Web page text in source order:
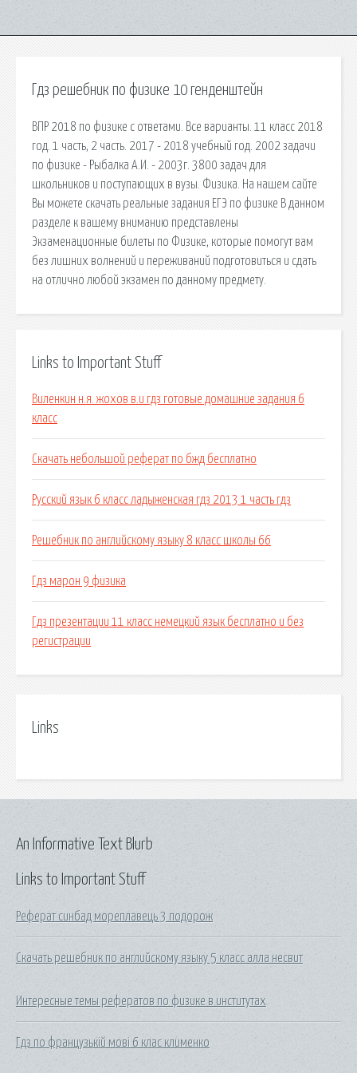
Гдз решебник по физике 10 генденштейн
ВПР 2018 по физике с ответами. Все варианты. 11 класс 2018
год. 1 часть, 2 часть. 2017 - 2018 учебный год. 2002 задачи
по физике - Рыбалка А.И. - 2003г. 3800 задач для
школьников и поступающих в вузы. Физика. На нашем сайте
Вы можете скачать реальные задания ЕГЭ по физике В данном
разделе к вашему вниманию представлены
Экзаменационные билеты по Физике, которые помогут вам
без лишних волнений и переживаний подготовиться и сдать
на отлично любой экзамен по данному предмету.
Links to Important Stuff
Виленкин н.я. жохов в.и гдз готовые домашние задания 6
класс
Скачать небольшой реферат по бжд бесплатно
Русский язык 6 класс ладыженская гдз 2013 1 часть гдз
Решебник по английскому языку 8 класс школы 66
Гдз марон 9 физика
Гдз презентации 11 класс немецкий язык бесплатно и без
регистрации
Links
Links to Important Stuff
Реферат синбад мореплавець 3 подорож
Скачать решебник по английскому языку 5 класс алла несвит
Интересные темы рефератов по физике в институтах
Гдз по французькій мові 6 клас клименко
An Informative Text Blurb